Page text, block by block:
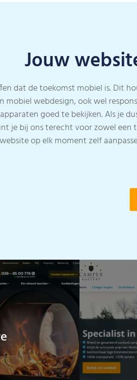
Jouw
dat de toekomst mobiel is. Dit
mobiel webdesign, ook wel
goed te bekijken. Als je
je bij ons terecht voor zowel
op elk moment zelf